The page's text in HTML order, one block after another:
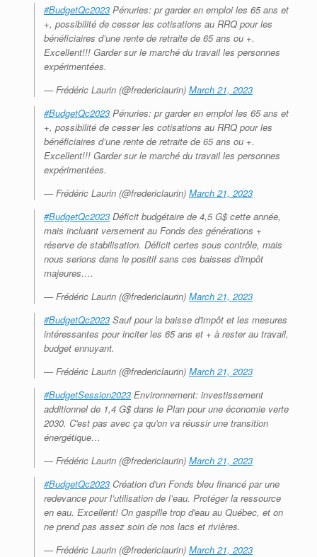
#BudgetQc2023 Pénuries: pr garder en emploi les 65 ans et
+, possibilité de cesser les cotisations au RRQ pour les
bénéficiaires d’une rente de retraite de 65 ans ou +.
Excellent!!! Garder sur le marché du travail les personnes
expérimentées.
— Frédéric Laurin (@fredericlaurin) March 21, 2023
#BudgetQc2023 Pénuries: pr garder en emploi les 65 ans et
+, possibilité de cesser les cotisations au RRQ pour les
bénéficiaires d’une rente de retraite de 65 ans ou +.
Excellent!!! Garder sur le marché du travail les personnes
expérimentées.
— Frédéric Laurin (@fredericlaurin) March 21, 2023
#BudgetQc2023 Déficit budgétaire de 4,5 G$ cette année,
mais incluant versement au Fonds des générations +
réserve de stabilisation. Déficit certes sous contrôle, mais
nous serions dans le positif sans ces baisses d'impôt
majeures….
— Frédéric Laurin (@fredericlaurin) March 21, 2023
#BudgetQc2023 Sauf pour la baisse d'impôt et les mesures
intéressantes pour inciter les 65 ans et + à rester au travail,
budget ennuyant.
— Frédéric Laurin (@fredericlaurin) March 21, 2023
#BudgetSession2023 Environnement: investissement
additionnel de 1,4 G$ dans le Plan pour une économie verte
2030. C'est pas avec ça qu'on va réussir une transition
énergétique…
— Frédéric Laurin (@fredericlaurin) March 21, 2023
#BudgetQc2023 Création d'un Fonds bleu financé par une
redevance pour l’utilisation de l’eau. Protéger la ressource
en eau. Excellent! On gaspille trop d'eau au Québec, et on
ne prend pas assez soin de nos lacs et rivières.
— Frédéric Laurin (@fredericlaurin) March 21, 2023